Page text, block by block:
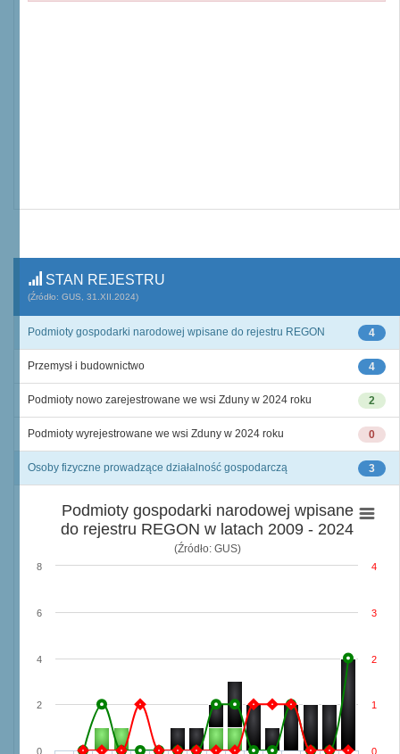
STAN REJESTRU
(Źródło: GUS, 31.XII.2024)
4
Podmioty gospodarki narodowej wpisane do rejestru REGON
4
Przemysł i budownictwo
2
Podmioty nowo zarejestrowane we wsi Zduny w 2024 roku
0
Podmioty wyrejestrowane we wsi Zduny w 2024 roku
3
Osoby fizyczne prowadzące działalność gospodarczą
Podmioty gospodarki narodowej wpisane
do rejestru REGON w latach 2009 - 2024
(Źródło: GUS)
0
2
4
6
8
0
1
2
3
4